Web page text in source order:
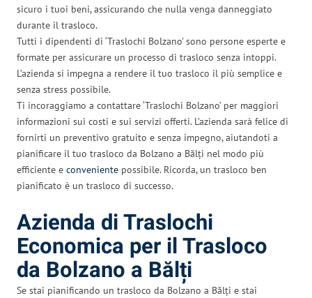
sicuro i tuoi beni, assicurando che nulla venga danneggiato
durante il trasloco.
Tutti i dipendenti di ‘Traslochi Bolzano’ sono persone esperte e
formate per assicurare un processo di trasloco senza intoppi.
L’azienda si impegna a rendere il tuo trasloco il più semplice e
senza stress possibile.
Ti incoraggiamo a contattare ‘Traslochi Bolzano’ per maggiori
informazioni sui costi e sui servizi offerti. L’azienda sarà felice di
fornirti un preventivo gratuito e senza impegno, aiutandoti a
pianificare il tuo trasloco da Bolzano a Bălți nel modo più
efficiente e conveniente possibile. Ricorda, un trasloco ben
pianificato è un trasloco di successo.
Azienda di Traslochi
Economica per il Trasloco
da Bolzano a Bălți
Se stai pianificando un trasloco da Bolzano a Bălți e stai